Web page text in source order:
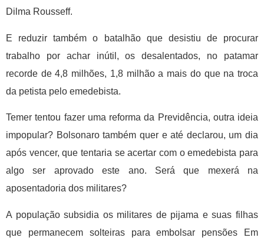
Dilma Rousseff.
E reduzir também o batalhão que desistiu de procurar
trabalho por achar inútil, os desalentados, no patamar
recorde de 4,8 milhões, 1,8 milhão a mais do que na troca
da petista pelo emedebista.
Temer tentou fazer uma reforma da Previdência, outra ideia
impopular? Bolsonaro também quer e até declarou, um dia
após vencer, que tentaria se acertar com o emedebista para
algo ser aprovado este ano. Será que mexerá na
aposentadoria dos militares?
A população subsidia os militares de pijama e suas filhas
que permanecem solteiras para embolsar pensões Em